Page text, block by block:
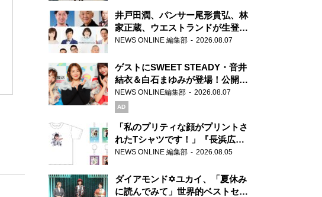
井戸田潤、パンサー尾形貴弘、林
家正蔵、ウエストランドが生登
場！『ラジオビバリー昼ズ』
NEWS ONLINE 編集部 2026.08.07
ゲストにSWEET STEADY・音井
結衣＆白石まゆみが登場！公開収
録で素顔全開！
NEWS ONLINE編集部 2026.08.07
AD
「私のプリティな顔がプリントさ
れたTシャツです！」『長浜広奈
天下無双』初の番組グッズ発売
NEWS ONLINE 編集部 2026.08.05
ダイアモンド✡ユカイ、「夏休み
に読んでみて」世界的ベストセラ